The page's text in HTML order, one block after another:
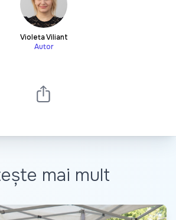
Violeta Viliant
Autor
mai mult